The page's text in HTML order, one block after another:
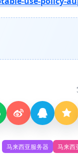
马来西亚服务器 马来西